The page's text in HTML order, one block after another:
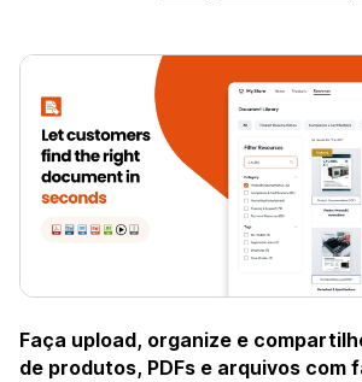
Faça upload, organize e
de produtos, PDFs e arquivos com